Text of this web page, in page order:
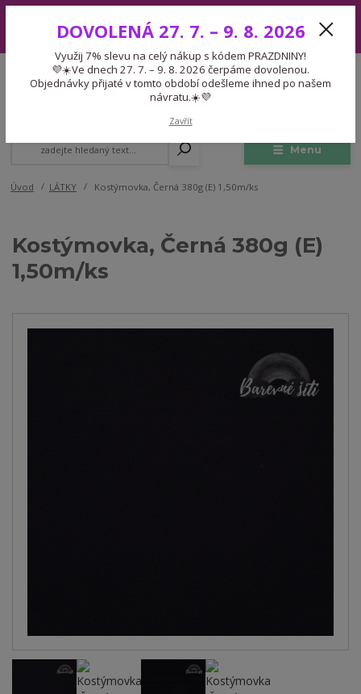
7. – 9. 8. 2026 čerpáme dovolenou. Objednávky přijaté v tomto období
odešleme ihned po našem návratu.☀️💜
Menu
CZK
Expedice 775 866 913
Po-Čt 9-15:30 Pá 9-14:30 Pauza 13-13:45
Úvod LÁTKY Kostýmovka, Černá 380g (E) 1,50m/ks
Kostýmovka, Černá 380g (E)
1,50m/ks
DOVOLENÁ 27. 7. – 9. 8. 2026
Využij 7% slevu na celý nákup s kódem PRAZDNINY!
💜☀️Ve dnech 27. 7. – 9. 8. 2026 čerpáme dovolenou.
Objednávky přijaté v tomto období odešleme ihned po našem
návratu.☀️💜
Zavřít